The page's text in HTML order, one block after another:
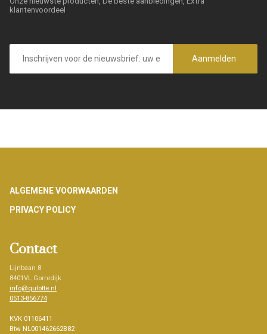
klantenvoordeel
E-
mailadres
Aanmelden
Footer
ALGEMENE VOORWAARDEN
PRIVACY POLICY
Contact
Lijnbaan 8
8401VL Gorredijk
info@qulotte.nl
0513-856774
KVK 01106411
Btw NL001462662B82